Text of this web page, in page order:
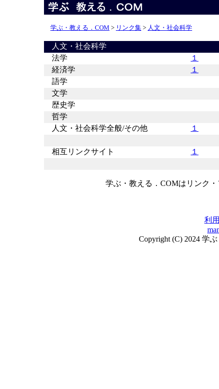
学ぶ・教える．COM > リンク集 > 人文・社会科学
人文・社会科学
法学
１
経済学
１
語学
文学
歴史学
哲学
人文・社会科学全般/その他
１
相互リンクサイト １
学ぶ・教える．COMはリンク
利
Copyright (C) 2024 学